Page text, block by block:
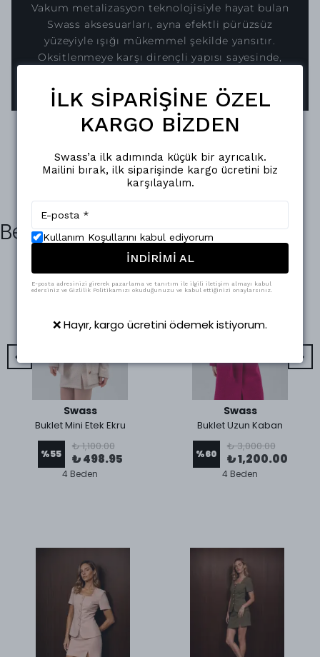
Vakum metalizasyon teknolojisiyle hayat bulan
Swass aksesuarları, ayna efektli pürüzsüz
yüzeyiyle ışığı mükemmel şekilde yansıtır.
Oksitlenmeye karşı dirençli yapısı sayesinde,
Benzer Ürünler
Swass
Buklet Mini Etek Ekru
%55
₺ 1,100.00
₺ 498.95
4 Beden
Swass
Buklet Uzun Kaban
%60
₺ 3,000.00
₺ 1,200.00
4 Beden
İLK SİPARİŞİNE ÖZEL
KARGO BİZDEN
Swass’a ilk adımında küçük bir ayrıcalık.
Mailini bırak, ilk siparişinde kargo ücretini biz
karşılayalım.
Kullanım Koşullarını kabul ediyorum
İNDİRİMİ AL
E-posta adresinizi girerek pazarlama ve tanıtım ile ilgili iletişim almayı kabul
edersiniz ve Gizlilik Politikamızı okuduğunuzu ve kabul ettiğinizi onaylarsınız.
❌ Hayır, kargo ücretini ödemek istiyorum.